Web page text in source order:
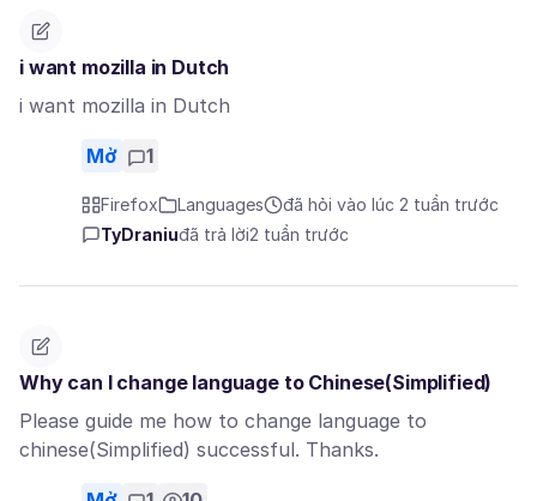
i want mozilla in Dutch
i want mozilla in Dutch
Mở 1
Firefox Languages
đã hỏi vào lúc 2 tuần trước
TyDraniuđã trả lời2 tuần trước
Why can I change language to Chinese(Simplified)
Please guide me how to change language to
chinese(Simplified) successful. Thanks.